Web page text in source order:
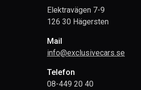
Elektravägen 7-9
126 30 Hägersten
Mail
info@exclusivecars.se
Telefon
08-449 20 40